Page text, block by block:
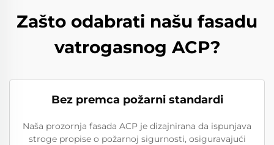
Zašto odabrati našu fasadu
vatrogasnog ACP?
Bez premca požarni standardi
Naša prozornja fasada ACP je dizajnirana da ispunjava
stroge propise o požarnoj sigurnosti, osiguravajući